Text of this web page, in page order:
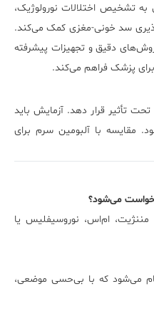
تشخیص اختلالات نورولوژیک،
سد خونی-مغزی کمک می‌کند.
دقیق و تجهیزات پیشرفته
پزشک فراهم می‌کند.
تحت تأثیر قرار دهد. آزمایش باید
مقایسه با آلبومین سرم برای
ام‌اس، نوروسیفلیس یا
می‌شود که با بی‌حسی موضعی،